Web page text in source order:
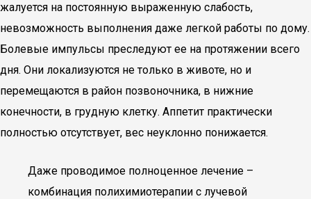
жалуется на постоянную выраженную слабость,
невозможность выполнения даже легкой работы по дому.
Болевые импульсы преследуют ее на протяжении всего
дня. Они локализуются не только в животе, но и
перемещаются в район позвоночника, в нижние
конечности, в грудную клетку. Аппетит практически
полностью отсутствует, вес неуклонно понижается.
Даже проводимое полноценное лечение –
комбинация полихимиотерапии с лучевой